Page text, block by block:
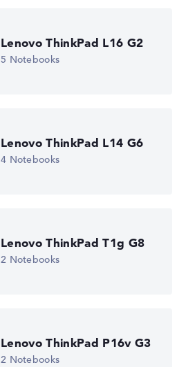
Lenovo ThinkPad L16 G2
5 Notebooks
Lenovo ThinkPad L14 G6
4 Notebooks
Lenovo ThinkPad T1g G8
2 Notebooks
Lenovo ThinkPad P16v G3
2 Notebooks